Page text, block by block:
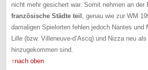
nicht mehr gesichert war. Somit nehmen an
französische Städte teil
, genau wie zur WM
damaligen Spielorten fehlen jedoch Nantes und
Lille (bzw. Villeneuve-d’Ascq) und Nizza neu
hinzugekommen sind.
↑nach oben